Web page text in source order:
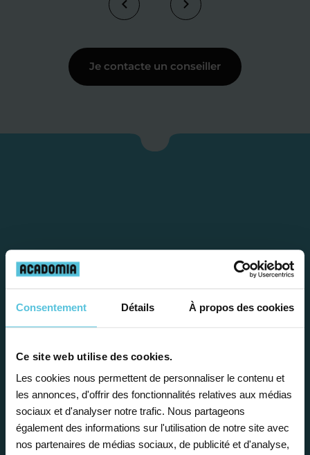
Consentement Détails À propos des cookies
Ce site web utilise des cookies.
Les cookies nous permettent de personnaliser le contenu et
les annonces, d'offrir des fonctionnalités relatives aux médias
sociaux et d'analyser notre trafic. Nous partageons
également des informations sur l'utilisation de notre site avec
nos partenaires de médias sociaux, de publicité et d'analyse,
Je contacte un conseiller
Étape 1
Je vous propose un
bilan personnalisé
Gratuite et sans engagement, une
première étape pour faire le point sur